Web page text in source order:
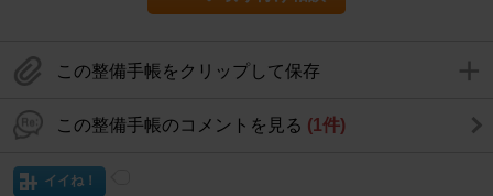
この整備手帳をクリップして保存
この整備手帳のコメントを見る (1件)
イイね！